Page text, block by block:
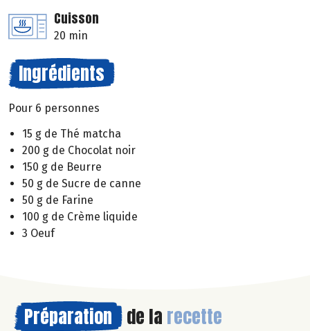
Cuisson
20 min
Ingrédients
Pour 6 personnes
15 g de Thé matcha
200 g de Chocolat noir
150 g de Beurre
50 g de Sucre de canne
50 g de Farine
100 g de Crème liquide
3 Oeuf
Préparation de la recette